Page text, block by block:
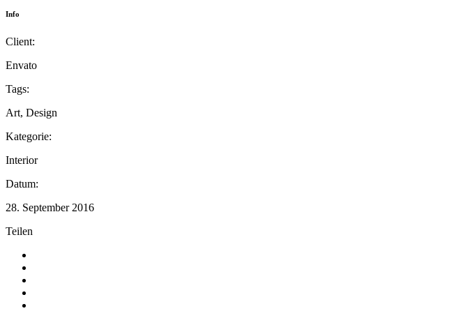
Info
Client:
Envato
Tags:
Art, Design
Kategorie:
Interior
Datum:
28. September 2016
Teilen